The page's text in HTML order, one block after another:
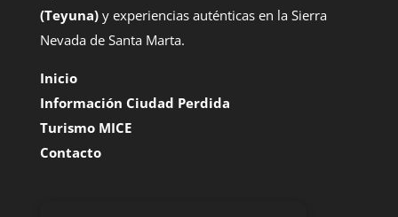
(Teyuna)y experiencias auténticas en la Sierra
Nevada de Santa Marta.
Inicio
Información Ciudad Perdida
Turismo MICE
Contacto